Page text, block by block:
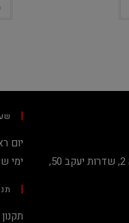
קניון מגדלי העיר קומה 2, שדרות יעקב 50,
יום
ימי
תקנון